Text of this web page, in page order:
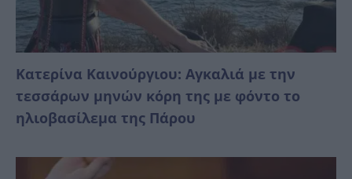
Κατερίνα Καινούργιου: Αγκαλιά με την
τεσσάρων μηνών κόρη της με φόντο το
ηλιοβασίλεμα της Πάρου